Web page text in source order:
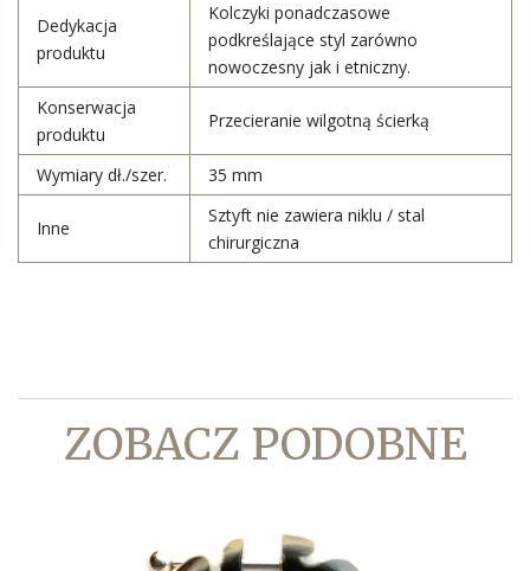
Dedykacja
produktu
Kolczyki ponadczasowe
podkreślające styl zarówno
nowoczesny jak i etniczny.
Konserwacja
produktu
Przecieranie wilgotną ścierką
Wymiary dł./szer. 35 mm
Inne
Sztyft nie zawiera niklu / stal
chirurgiczna
ZOBACZ PODOBNE